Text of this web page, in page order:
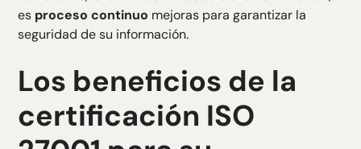
es proceso continuo mejoras para garantizar la
seguridad de su información.
Los beneficios de la
certificación ISO